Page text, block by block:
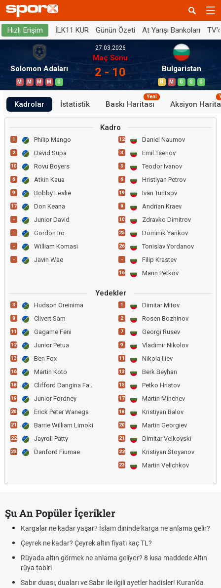
Hızlı Erişim İLK11 KUR Günün Özeti At Yarışı Bankoları
Solomon Adaları
M M M M G
27.03.2026
Maç Sonu
2 - 10 Bulgaristan
B M G G G
Kadrolar İstatistik Baskı Haritası
Yeni
Aksiyon
Kadro
1 Philip Mango
2 David Supa
10 Rovu Boyers
6 Atkin Kaua
9 Bobby Leslie
17 Don Keana
- Junior David
- Gordon Iro
- William Komasi
- Javin Wae
12 Daniel Naumov
3 Emil Tsenov
5 Teodor Ivanov
6 Hristiyan Petrov
19 Ivan Turitsov
8 Andrian Kraev
10 Zdravko Dimitrov
25 Dominik Yankov
26 Tonislav Yordanov
- Filip Krastev
16 Marin Petkov
Yedekler
3 Hudson Oreinima
8 Clivert Sam
11 Gagame Feni
12 Junior Petua
13 Ben Fox
16 Martin Koto
18 Clifford Dangina Fafale
19 Junior Fordney
20 Erick Peter Wanega
21 Barrie William Limoki
22 Jayroll Patty
23 Danford Fiumae
1 Dimitar Mitov
2 Rosen Bozhinov
7 Georgi Rusev
9 Vladimir Nikolov
11 Nikola Iliev
13 Berk Beyhan
15 Petko Hristov
17 Martin Minchev
18 Kristiyan Balov
20 Martin Georgiev
21 Dimitar Velkovski
22 Kristiyan Stoyanov
23 Martin Velichkov
Şu An Popüler İçerikler
Kargalar ne kadar yaşar? İslam dininde karga ne anlama gelir?
Çeyrek ne kadar? Çeyrek altın fiyatı kaç TL?
Rüyada altın görmek ne anlama geliyor? 8 kısa maddede Altın
rüya tabiri
Sabır duası, duaları ve Sabır ile ilgili ayetler hadisler! Kuran'da